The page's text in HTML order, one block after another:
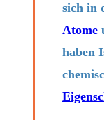
sich in
Atome
haben